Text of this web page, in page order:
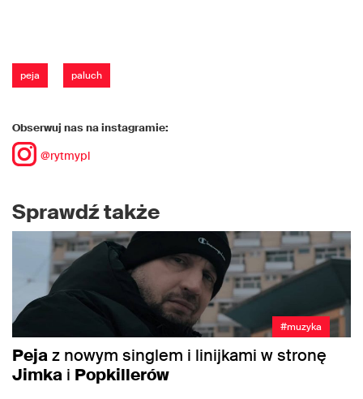
peja paluch
Obserwuj nas na instagramie:
@rytmypl
Sprawdź także
#muzyka
Pejaz nowym singlem i linijkami w stronę
Jimka i Popkillerów